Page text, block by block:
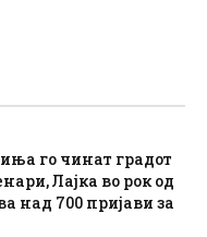
го чинат градот
Лајка во рок од
над 700 пријави за